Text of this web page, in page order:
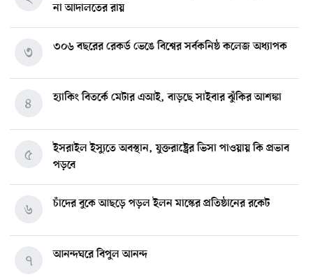
না আদালতের রায়
৩০৬ বছরের রেকর্ড ভেঙে বিশ্বের সর্বকনিষ্ঠ কলেজ অধ্যাপক
৩
হ্যাকিং বিতর্কে মেটার এআই, বাড়ছে সাইবার ঝুঁকির আশঙ্কা
৪
ইসরাইল ইস্যুতে অবস্থান, যুক্তরাষ্ট্রের ভিসা পাওয়ায় কি প্রভাব
পড়বে
৫
চাঁদের বুকে আছড়ে পড়ল ইলন মাস্কের প্রতিষ্ঠানের রকেট
৬
আনন্দঘরে বিপুল আনন্দ
৭